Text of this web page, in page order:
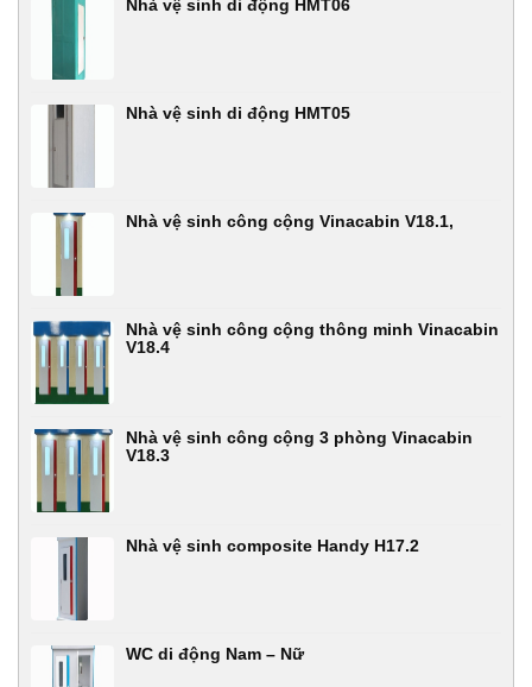
Nhà vệ sinh di động HMT06
Nhà vệ sinh di động HMT05
Nhà vệ sinh công cộng Vinacabin V18.1,
Nhà vệ sinh công cộng thông minh Vinacabin
V18.4
Nhà vệ sinh công cộng 3 phòng Vinacabin
V18.3
Nhà vệ sinh composite Handy H17.2
WC di động Nam – Nữ